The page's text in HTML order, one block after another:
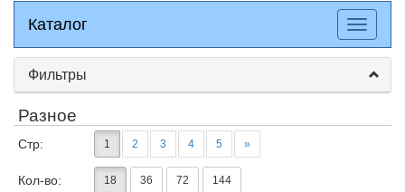
Каталог
Каталог
меню
Фильтры
Разное
Стр: 1 2 3 4 5 »
Кол-во: 18 36 72 144